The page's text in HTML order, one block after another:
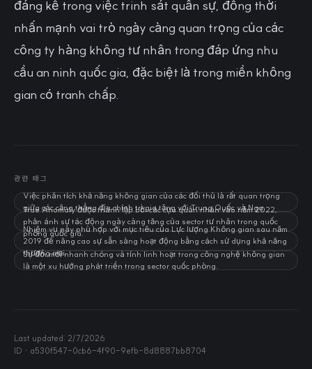
đáng kể trong việc trinh sát quân sự, đồng thời
nhấn mạnh vai trò ngày càng quan trọng của các
công ty hàng không tư nhân trong đáp ứng nhu
cầu an ninh quốc gia, đặc biệt là trong miền không
gian có tranh chấp.
관련 태그
Việc phân tích khả năng không gian của các đối thủ là rất quan trọng
giữa các căng thẳng địa chính trị gia tăng với Trung Quốc và Nga.
True Anomaly được thành lập bởi các cựu quân nhân vào năm 2022,
phản ánh sự tác động ngày càng tăng của sector tư nhân trong quốc
phòng quốc gia.
Nhiệm vụ này phù hợp với mục tiêu của Lực lượng Không gian sau năm
2019 để nâng cao sự sẵn sàng hoạt động bằng cách sử dụng khả năng
thương mại.
Sự đổi mới nhanh chóng và tính linh hoạt trong công nghệ không gian
là một xu hướng phát triển trong sector quốc phòng.
Last updated: 2/7/2026
ID · a530f547-0cb6-4f90-9efb-8d8887bb8704